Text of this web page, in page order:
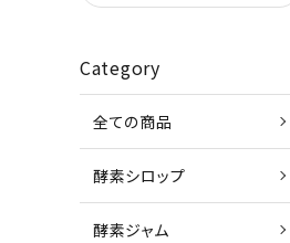
Category
全ての商品
酵素シロップ
酵素ジャム